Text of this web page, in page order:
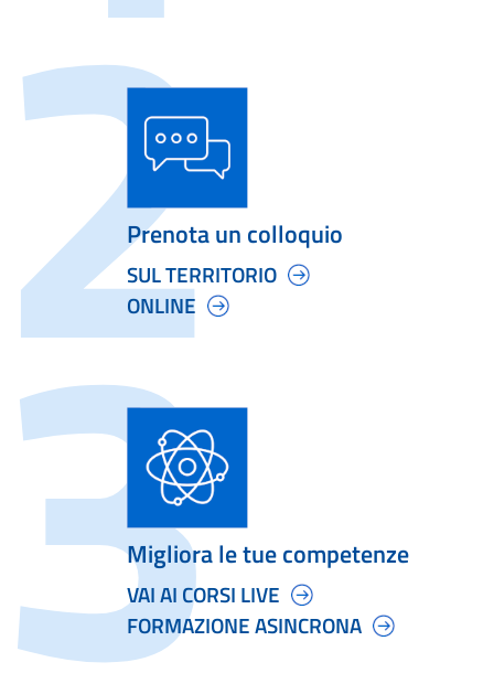
Prenota un colloquio
SUL TERRITORIO
ONLINE
Migliora le tue competenze
VAI AI CORSI LIVE
FORMAZIONE ASINCRONA